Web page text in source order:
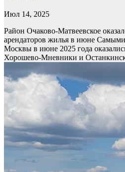
Июл 14, 2025
Район Очаково-Матвеевское
арендаторов жилья в июне Самыми
Москвы в июне 2025 года
Хорошево-Мневники и